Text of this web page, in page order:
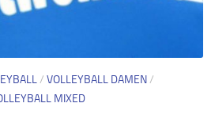
/ VOLLEYBALL DAMEN/
MIXED